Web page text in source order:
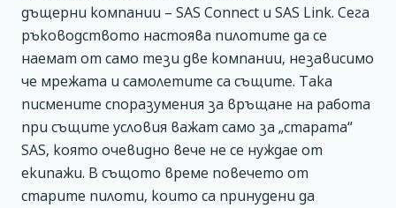
дъщерни компании – SAS Connect и SAS Link. Сега
ръководството настоява пилотите да се
наемат от само тези две компании, независимо
че мрежата и самолетите са същите. Така
писмените споразумения за връщане на работа
при същите условия важат само за „старата“
SAS, която очевидно вече не се нуждае от
екипажи. В същото време повечето от
старите пилоти, които са принудени да